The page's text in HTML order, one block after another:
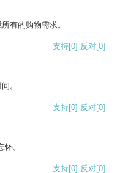
有的购物需求。
支持[0] 反对[0]
。
支持[0] 反对[0]
。
支持[0] 反对[0]